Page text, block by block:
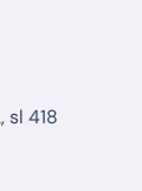
sl 418